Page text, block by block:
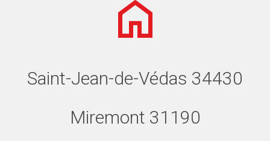
Saint-Jean-de-Védas 34430
Miremont 31190